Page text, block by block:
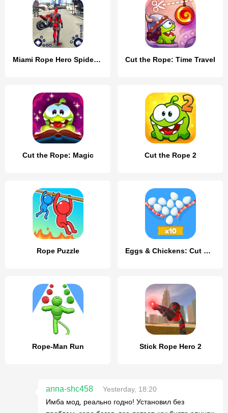
Miami Rope Hero Spider Game 2 Cut the Rope: Time Travel
Cut the Rope: Magic Cut the Rope 2
Rope Puzzle Eggs & Chickens: Cut Rope Game
Rope-Man Run Stick Rope Hero 2
anna-shc458
Yesterday, 18:20
Имба мод, реально годно! Установил без